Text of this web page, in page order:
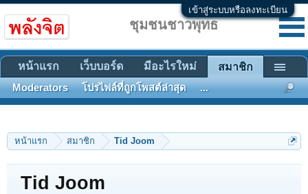
เข้าสู่ระบบหรือลงทะเบียน
หน้าแรก สมาชิก Tid Joom
Tid Joom
ชุมชนชาวพุทธ
หน้าแรก เว็บบอร์ด มีอะไรใหม่ สมาชิก
Moderators โปรไฟล์ที่ถูกโพสต์ล่าสุด ...